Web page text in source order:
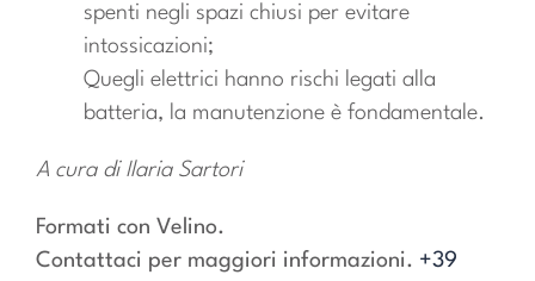
spenti negli spazi chiusi per evitare
intossicazioni;
Quegli elettrici hanno rischi legati alla
batteria, la manutenzione è fondamentale.
A cura di Ilaria Sartori
Formati con Velino.
Contattaci per maggiori informazioni. +39